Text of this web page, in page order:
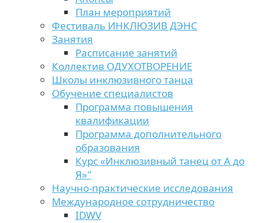
План мероприятий
Фестиваль ИНКЛЮЗИВ ДЭНС
Занятия
Расписание занятий
Коллектив ОДУХОТВОРЕНИЕ
Школы инклюзивного танца
Обучение специалистов
Программа повышения
квалификации
Программа дополнительного
образования
Курс «Инклюзивный танец от А до
Я»"
Научно-практические исследования
Международное сотрудничество
IDWV